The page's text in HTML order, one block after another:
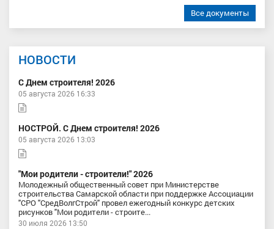
Все документы
НОВОСТИ
С Днем строителя! 2026
05 августа 2026 16:33
НОСТРОЙ. С Днем строителя! 2026
05 августа 2026 13:03
"Мои родители - строители!" 2026
Молодежный общественный совет при Министерстве
строительства Самарской области при поддержке Ассоциации
"СРО "СредВолгСтрой" провел ежегодный конкурс детских
рисунков "Мои родители - строите...
30 июля 2026 13:50